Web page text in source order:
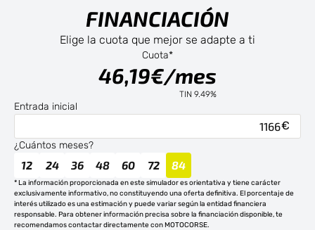
FINANCIACIÓN
Elige la cuota que mejor se adapte a ti
Cuota*
46,19€/mes
TIN 9.49%
Entrada inicial
¿Cuántos meses?
12 24 36 48 60 72 84
* La información proporcionada en este simulador es orientativa y tiene carácter
exclusivamente informativo, no constituyendo una oferta definitiva. El porcentaje de
interés utilizado es una estimación y puede variar según la entidad financiera
responsable. Para obtener información precisa sobre la financiación disponible, te
recomendamos contactar directamente con MOTOCORSE.